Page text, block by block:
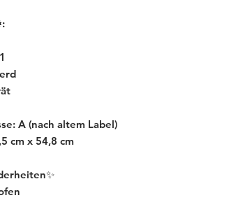
A (nach altem Label)
cm x 54,8 cm